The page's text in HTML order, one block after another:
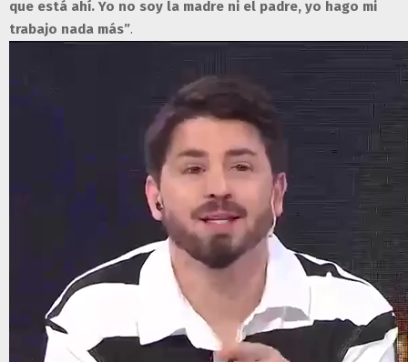
que está ahí. Yo no soy la madre ni el padre, yo hago mi
trabajo nada más”.